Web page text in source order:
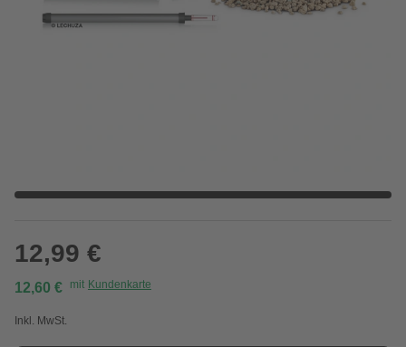
12,99 €
12,60 € mit Kundenkarte
Inkl. MwSt.